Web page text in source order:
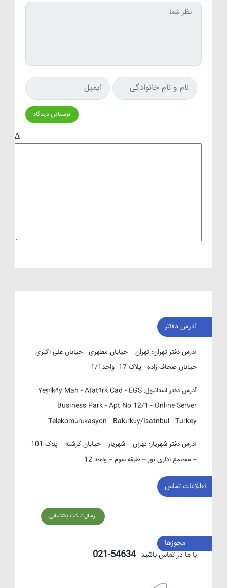
Δ
آدرس دفاتر
آدرس دفتر تهران: تهران – خیابان مطهری - خیابان علی اکبری -
خیابان صحاف زاده - پلاک 17 -واحد1/1
آدرس دفتر استانبول: Yeşılköy Mah - Atatürk Cad - EGS
Busıness Park - Apt No 12/1 - Onlıne Server
Telekomünıkasyon - Bakırköy/Isatnbul - Turkey
آدرس دفتر شهریار:
تهران – شهریار – خیابان کرشته – پلاک 101
– مجتمع اداری نور – طبقه سوم – واحد 12
اطلاعات تماس
ارسال تیکت پشتیبانی
با ما در تماس باشید 54634-021
مجوزها